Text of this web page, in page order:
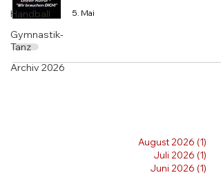
Handball
Gymnastik-
Tanz
Archiv 2026
5. Mai
August 2026 (1)
Juli 2026 (1)
Juni 2026 (1)